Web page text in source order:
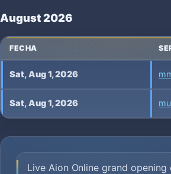
August 2026
FECHA
Sat, Aug 1, 2026
Sat, Aug 1, 2026
Live Aion Online grand